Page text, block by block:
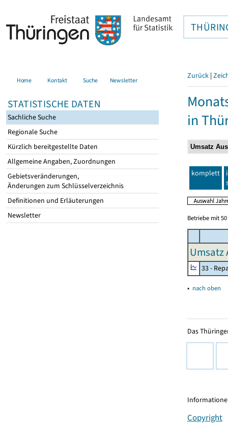
Home Kontakt Suche Newsletter
STATISTISCHE DATEN
Sachliche Suche
Regionale Suche
Kürzlich bereitgestellte Daten
Allgemeine Angaben, Zuordnungen
Gebietsveränderungen,
Änderungen zum Schlüsselverzeichnis
Definitionen und Erläuterungen
Newsletter
Zurück |
in
komplett
Betriebe mit
Umsatz
33 -
▴ nach oben
Das
Copyright